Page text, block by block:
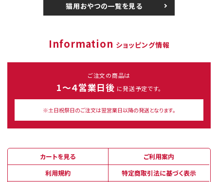
猫用おやつの一覧を見る
Information ショッピング情報
ご注文の商品は
1～４営業日後 に発送予定です。
※土日祝祭日のご注文は翌営業日以降の発送となります。
カートを見る
ご利用案内
利用規約
特定商取引法に基づく表示